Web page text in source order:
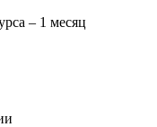
– 1 месяц